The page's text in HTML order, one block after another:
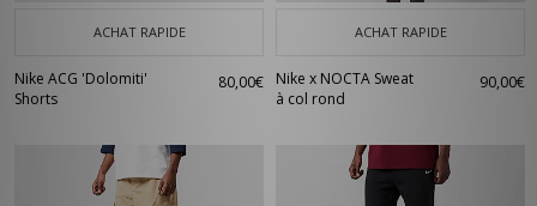
ACHAT RAPIDE
Nike ACG 'Dolomiti'
Shorts
80,00€
ACHAT RAPIDE
Nike x NOCTA Sweat
à col rond
90,00€